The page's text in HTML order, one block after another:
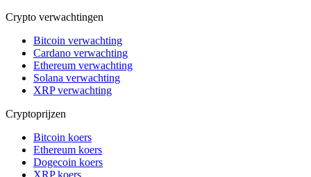
Crypto verwachtingen
Bitcoin verwachting
Cardano verwachting
Ethereum verwachting
Solana verwachting
XRP verwachting
Cryptoprijzen
Bitcoin koers
Ethereum koers
Dogecoin koers
XRP koers